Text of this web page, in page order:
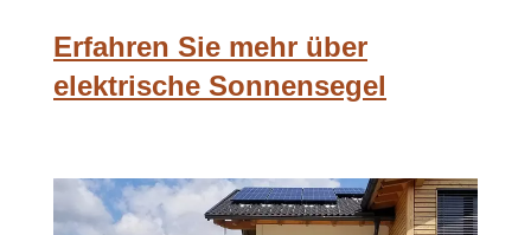
Erfahren Sie mehr über
elektrische Sonnensegel